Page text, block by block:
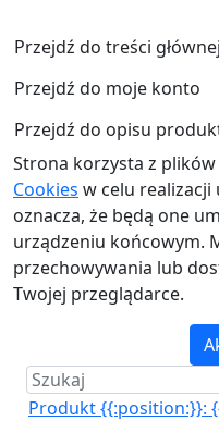
Przejdź do treści głównej
Przejdź do moje konto
Przejdź do opisu
Strona korzysta z
Cookies w celu realizacji
oznacza, że będą one
urządzeniu końcowym.
przechowywania lub
Twojej przeglądarce.
Produkt {{:position:}}: